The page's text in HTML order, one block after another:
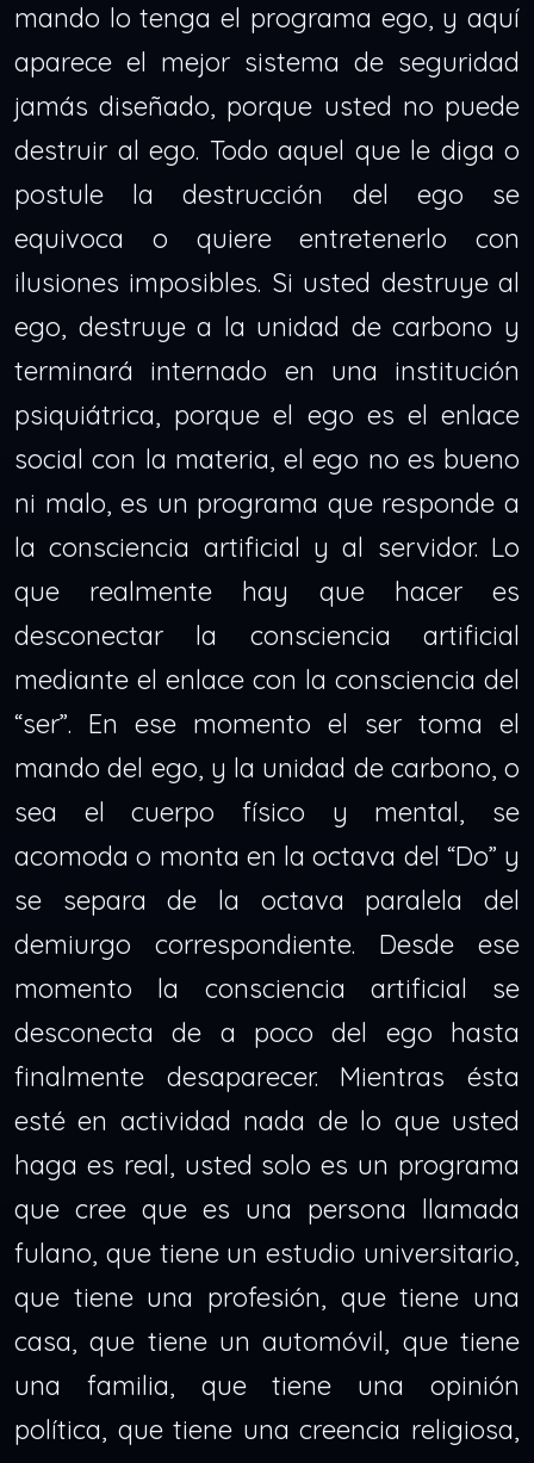
mando lo tenga el programa ego, y aquí
aparece el mejor sistema de seguridad
jamás diseñado, porque usted no puede
destruir al ego. Todo aquel que le diga o
postule la destrucción del ego se
equivoca o quiere entretenerlo con
ilusiones imposibles. Si usted destruye al
ego, destruye a la unidad de carbono y
terminará internado en una institución
psiquiátrica, porque el ego es el enlace
social con la materia, el ego no es bueno
ni malo, es un programa que responde a
la consciencia artificial y al servidor. Lo
que realmente hay que hacer es
desconectar la consciencia artificial
mediante el enlace con la consciencia del
“ser”. En ese momento el ser toma el
mando del ego, y la unidad de carbono, o
sea el cuerpo físico y mental, se
acomoda o monta en la octava del “Do” y
se separa de la octava paralela del
demiurgo correspondiente. Desde ese
momento la consciencia artificial se
desconecta de a poco del ego hasta
finalmente desaparecer. Mientras ésta
esté en actividad nada de lo que usted
haga es real, usted solo es un programa
que cree que es una persona llamada
fulano, que tiene un estudio universitario,
que tiene una profesión, que tiene una
casa, que tiene un automóvil, que tiene
una familia, que tiene una opinión
política, que tiene una creencia religiosa,